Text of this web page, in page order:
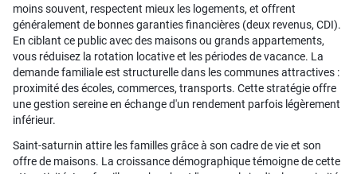
moins souvent, respectent mieux les logements, et offrent
généralement de bonnes garanties financières (deux revenus, CDI).
En ciblant ce public avec des maisons ou grands appartements,
vous réduisez la rotation locative et les périodes de vacance. La
demande familiale est structurelle dans les communes attractives :
proximité des écoles, commerces, transports. Cette stratégie offre
une gestion sereine en échange d'un rendement parfois légèrement
inférieur.
Saint-saturnin attire les familles grâce à son cadre de vie et son
offre de maisons. La croissance démographique témoigne de cette